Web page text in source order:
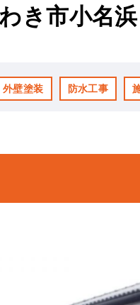
き市小名
外壁塗装 防水工事